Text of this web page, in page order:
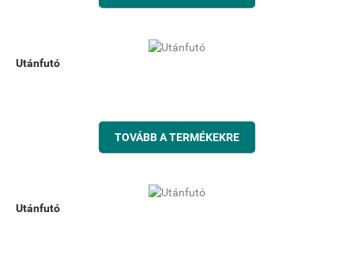
Utánfutó
TOVÁBB A TERMÉKEKRE
Utánfutó